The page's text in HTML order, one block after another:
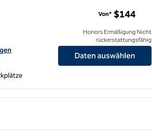
Garden Inn Calabasas anzeigen
Von* $144
Honors Ermäßigung Nicht
rückerstattungsfähig
Daten auswählen